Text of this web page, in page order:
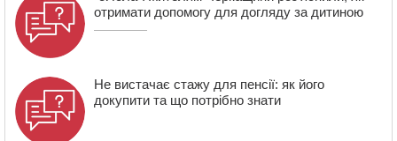
отримати допомогу для догляду за дитиною
Не вистачає стажу для пенсії: як його
докупити та що потрібно знати